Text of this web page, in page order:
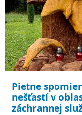
Pietne
nešťastí v
záchrannej